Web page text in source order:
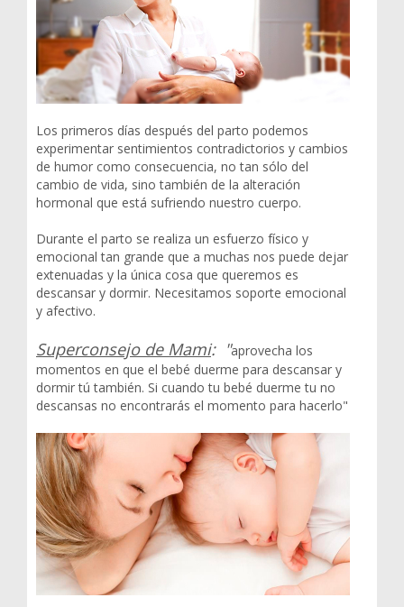
Los primeros días después del parto podemos
experimentar sentimientos contradictorios y cambios
de humor como consecuencia, no tan sólo del
cambio de vida, sino también de la alteración
hormonal que está sufriendo nuestro cuerpo.
Durante el parto se realiza un esfuerzo físico y
emocional tan grande que a muchas nos puede dejar
extenuadas y la única cosa que queremos es
descansar y dormir. Necesitamos soporte emocional
y afectivo.
Superconsejo de Mami: "aprovecha los
momentos en que el bebé duerme para descansar y
dormir tú también. Si cuando tu bebé duerme tu no
descansas no encontrarás el momento para hacerlo"